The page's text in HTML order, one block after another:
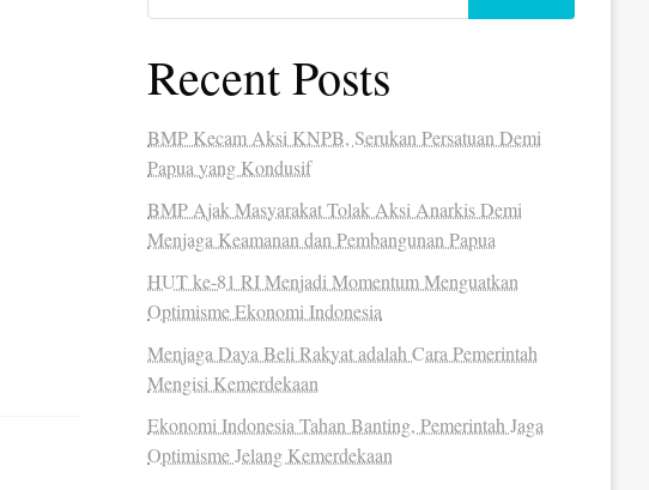
Recent Posts
BMP Kecam Aksi KNPB, Serukan Persatuan Demi
Papua yang Kondusif
BMP Ajak Masyarakat Tolak Aksi Anarkis Demi
Menjaga Keamanan dan Pembangunan Papua
HUT ke-81 RI Menjadi Momentum Menguatkan
Optimisme Ekonomi Indonesia
Menjaga Daya Beli Rakyat adalah Cara Pemerintah
Mengisi Kemerdekaan
Ekonomi Indonesia Tahan Banting, Pemerintah Jaga
Optimisme Jelang Kemerdekaan